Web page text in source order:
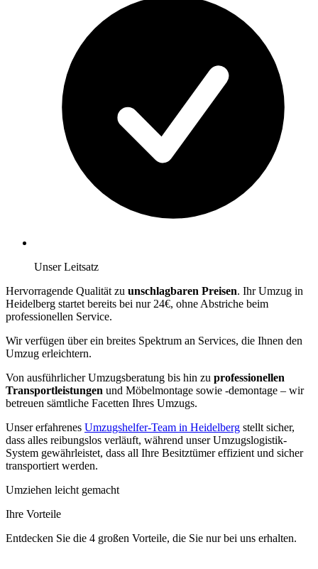
Unser Leitsatz
Hervorragende Qualität zu unschlagbaren Preisen. Ihr Umzug in
Heidelberg startet bereits bei nur 24€, ohne Abstriche beim
professionellen Service.
Wir verfügen über ein breites Spektrum an Services, die Ihnen den
Umzug erleichtern.
Von ausführlicher Umzugsberatung bis hin zu professionellen
Transportleistungen und Möbelmontage sowie -demontage – wir
betreuen sämtliche Facetten Ihres Umzugs.
Unser erfahrenes Umzugshelfer-Team in Heidelberg stellt sicher,
dass alles reibungslos verläuft, während unser Umzugslogistik-
System gewährleistet, dass all Ihre Besitztümer effizient und sicher
transportiert werden.
Umziehen leicht gemacht
Ihre Vorteile
Entdecken Sie die 4 großen Vorteile, die Sie nur bei uns erhalten.